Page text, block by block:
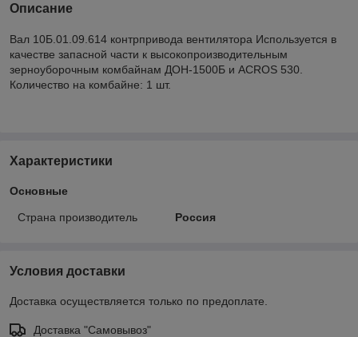
Описание
Вал 10Б.01.09.614 контрпривода вентилятора Используется в
качестве запасной части к высокопроизводительным
зерноуборочным комбайнам ДОН-1500Б и ACROS 530.
Количество на комбайне: 1 шт.
Характеристики
Основные
Страна производитель Россия
Условия доставки
Доставка осуществляется только по предоплате.
Доставка "Самовывоз"